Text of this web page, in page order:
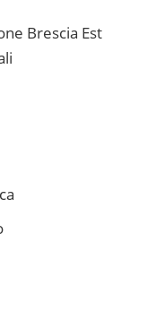
Brescia Est